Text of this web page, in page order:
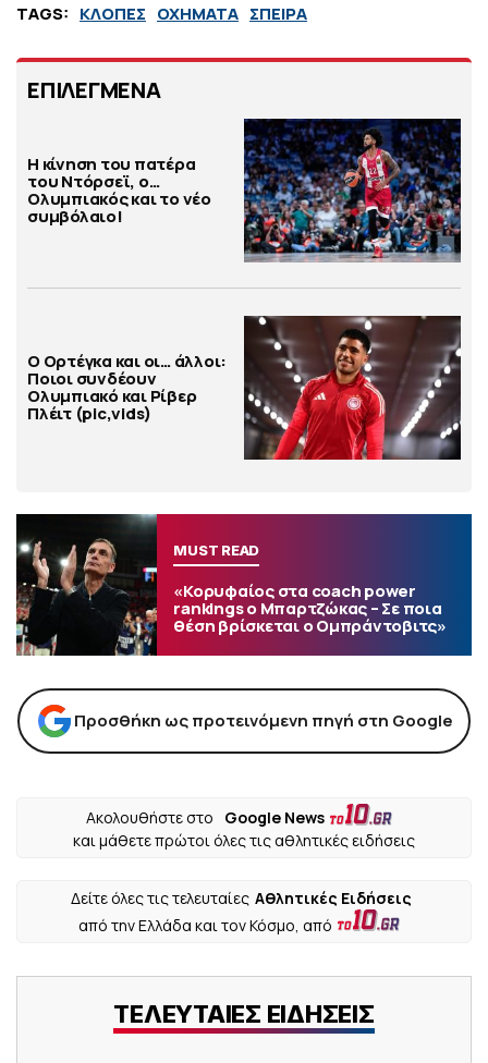
TAGS: ΚΛΟΠΕΣ ΟΧΗΜΑΤΑ ΣΠΕΙΡΑ
ΕΠΙΛΕΓΜΕΝΑ
Η κίνηση του πατέρα
του Ντόρσεϊ, ο…
Ολυμπιακός και το νέο
συμβόλαιο!
Ο Ορτέγκα και οι… άλλοι:
Ποιοι συνδέουν
Ολυμπιακό και Ρίβερ
Πλέιτ (pic,vids)
MUST READ
«Κορυφαίος στα coach power
rankings ο Μπαρτζώκας – Σε ποια
θέση βρίσκεται ο Ομπράντοβιτς»
Προσθήκη ως προτεινόμενη πηγή στη Google
Ακολουθήστε στο
Google News
και μάθετε πρώτοι όλες τις αθλητικές ειδήσεις
Δείτε όλες τις τελευταίες Αθλητικές Ειδήσεις
από την Ελλάδα και τον Κόσμο, από
ΤΕΛΕΥΤΑΙΕΣ ΕΙΔΗΣΕΙΣ